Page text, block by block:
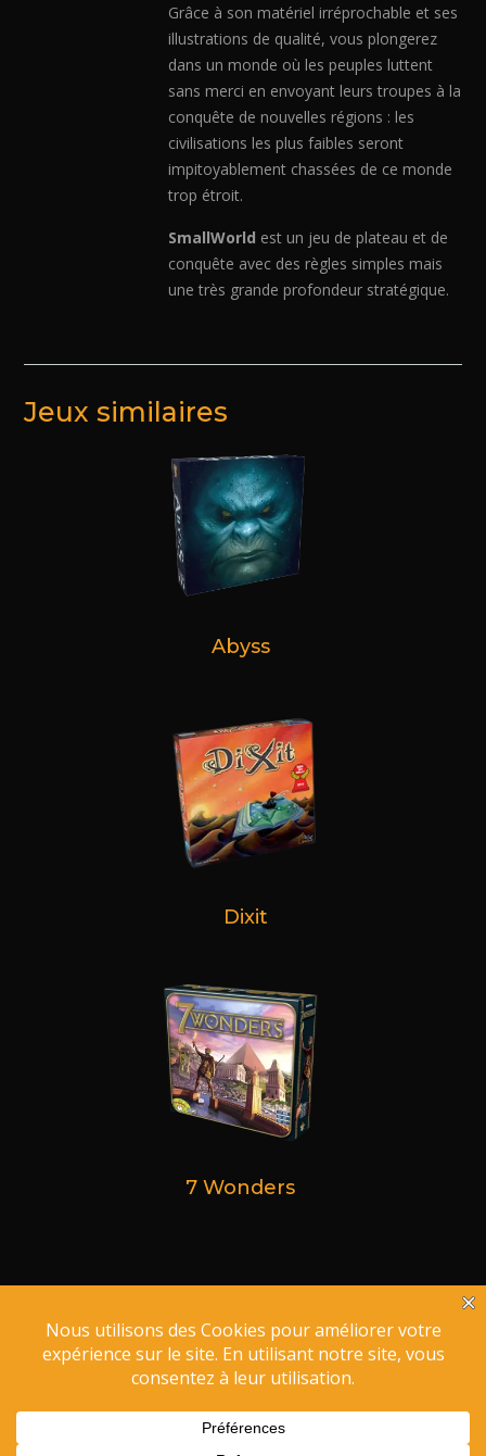
Grâce à son matériel irréprochable et ses
illustrations de qualité, vous plongerez
dans un monde où les peuples luttent
sans merci en envoyant leurs troupes à la
conquête de nouvelles régions : les
civilisations les plus faibles seront
impitoyablement chassées de ce monde
trop étroit.
SmallWorld est un jeu de plateau et de
conquête avec des règles simples mais
une très grande profondeur stratégique.
Jeux similaires
Abyss
Dixit
7 Wonders